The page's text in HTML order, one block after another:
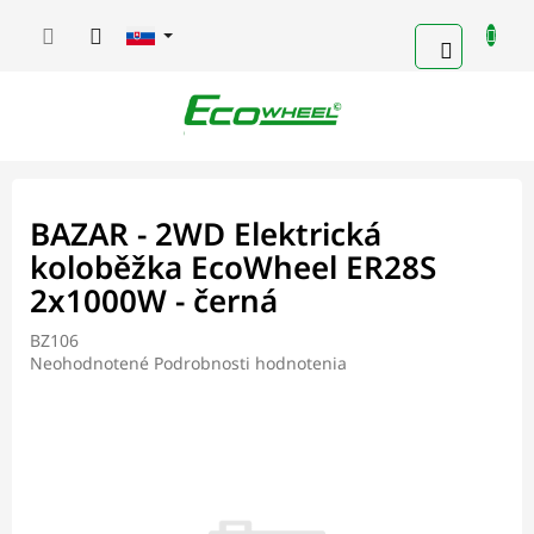
KOŠÍK
BAZAR - 2WD Elektrická
koloběžka EcoWheel ER28S
2x1000W - černá
BZ106
Priemerné
Neohodnotené Podrobnosti hodnotenia